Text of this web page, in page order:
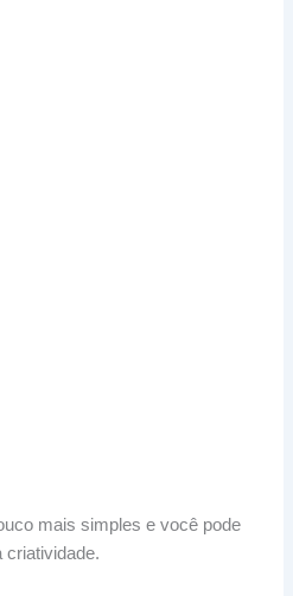
mais simples e você pode
criatividade.